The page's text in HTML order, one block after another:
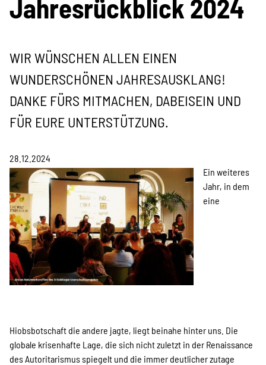
Information & Analyse
Pressemitteilungen &
Stellungnahmen
Informations- und
Bildungsmaterialien
Projekte
Kampagne
Jahresrückblick 2024
WIR WÜNSCHEN ALLEN EINEN
WUNDERSCHÖNEN JAHRESAUSKLANG!
DANKE FÜRS MITMACHEN, DABEISEIN UND
FÜR EURE UNTERSTÜTZUNG.
28.12.2024
Ein weiteres
Jahr, in dem
eine
Hiobsbotschaft die andere jagte, liegt beinahe hinter uns. Die
globale krisenhafte Lage, die sich nicht zuletzt in der Renaissance
des Autoritarismus spiegelt und die immer deutlicher zutage